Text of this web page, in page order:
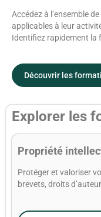
Accédez à l’ensemble
applicables à leur
Identifiez rapidement la
Découvrir les
Explorer les
Propriété
Protéger et valoriser
brevets, droits